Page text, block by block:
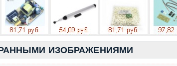
ИЗОБРАЖЕНИЯМИ